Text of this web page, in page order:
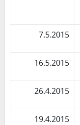
7.5.2015
16.5.2015
26.4.2015
19.4.2015